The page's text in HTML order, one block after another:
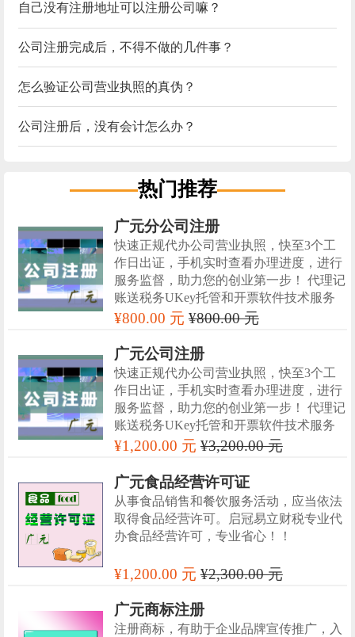
自己没有注册地址可以注册公司嘛？
公司注册完成后，不得不做的几件事？
怎么验证公司营业执照的真伪？
公司注册后，没有会计怎么办？
热门推荐
广元分公司注册
快速正规代办公司营业执照，快至3个工
作日出证，手机实时查看办理进度，进行
服务监督，助力您的创业第一步！ 代理记
账送税务UKey托管和开票软件技术服务
¥800.00 元¥800.00 元
广元公司注册
快速正规代办公司营业执照，快至3个工
作日出证，手机实时查看办理进度，进行
服务监督，助力您的创业第一步！ 代理记
账送税务UKey托管和开票软件技术服务
¥1,200.00 元¥3,200.00 元
广元食品经营许可证
从事食品销售和餐饮服务活动，应当依法
取得食品经营许可。启冠易立财税专业代
办食品经营许可，专业省心！！
¥1,200.00 元¥2,300.00 元
广元商标注册
注册商标，有助于企业品牌宣传推广，入